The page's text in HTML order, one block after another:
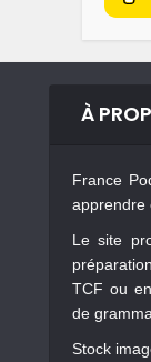
À
France
apprendre
Le site
TCF ou
de
Stock